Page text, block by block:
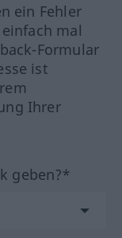
ein Fehler
mal
Formular
ist
Ihrer
geben?*